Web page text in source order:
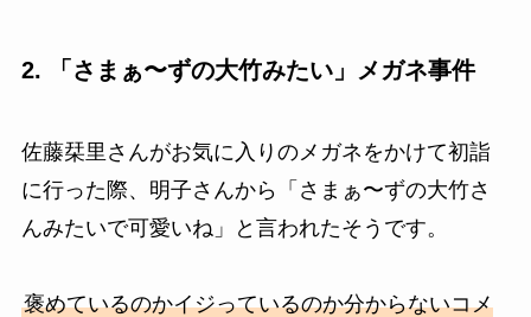
2. 「さまぁ〜ずの大竹みたい」メガネ事件
佐藤栞里さんがお気に入りのメガネをかけて初詣
に行った際、明子さんから「さまぁ〜ずの大竹さ
んみたいで可愛いね」と言われたそうです。
褒めているのかイジっているのか分からないコメ